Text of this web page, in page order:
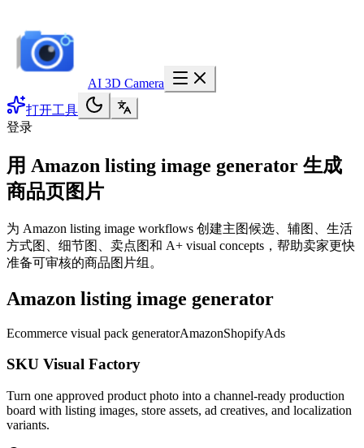
AI 3D Camera
打开工具
登录
用 Amazon listing image generator 生成
商品页图片
为 Amazon listing image workflows 创建主图候选、辅图、生活
方式图、细节图、卖点图和 A+ visual concepts，帮助卖家更快
准备可审核的商品图片组。
Amazon listing image generator
Ecommerce visual pack generatorAmazonShopifyAds
SKU Visual Factory
Turn one approved product photo into a channel-ready production
board with listing images, store assets, ad creatives, and localization
variants.